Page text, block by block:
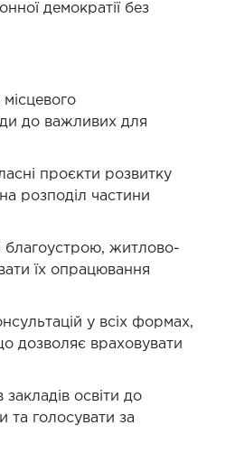
демократії без
до важливих для
проєкти розвитку
розподіл частини
благоустрою, житлово-
їх опрацювання
у всіх формах,
дозволяє враховувати
закладів освіти до
та голосувати за